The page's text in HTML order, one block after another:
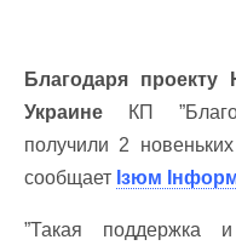
Благодаря проекту
Украине КП
получили 2
сообщает Ізюм
”Такая поддержка